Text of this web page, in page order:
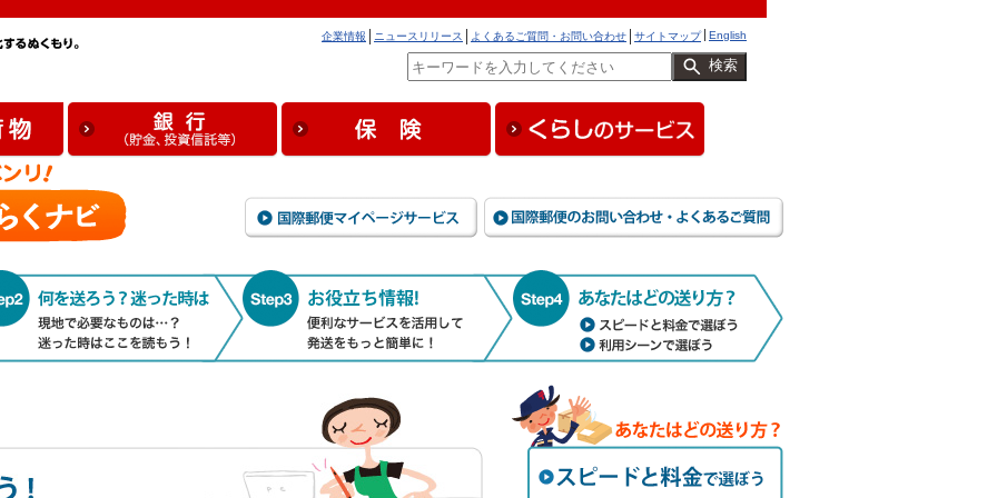
English
サイトマップ
よくあるご質問・お問い合わせ
ニュースリリース
企業情報
検索
国際郵便マイページサービス
前に知っておこう！ 何を送ろう？迷った時は お役立ち情報！
スピードと料金で選ぼう
利用シーンで選ぼう